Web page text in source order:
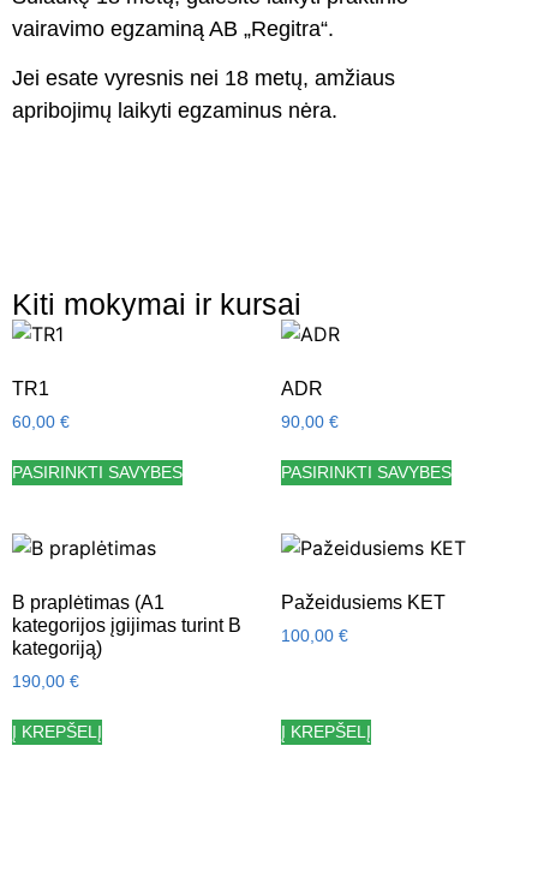
vairavimo egzaminą AB „Regitra“.
Jei esate vyresnis nei 18 metų, amžiaus
apribojimų laikyti egzaminus nėra.
Kiti mokymai ir kursai
TR1
60,00 €
PASIRINKTI SAVYBES
ADR
90,00 €
PASIRINKTI SAVYBES
B praplėtimas (A1
kategorijos įgijimas turint B
kategoriją)
190,00 €
Į KREPŠELĮ
Pažeidusiems KET
100,00 €
Į KREPŠELĮ